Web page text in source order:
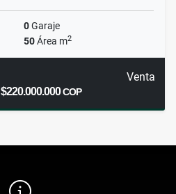
0Garaje
50Área m2
Venta
$220.000.000COP